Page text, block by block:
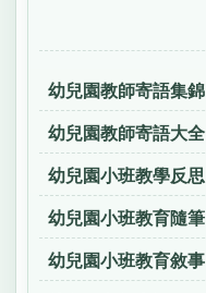
幼兒園教師寄語集錦
幼兒園教師寄語大全
幼兒園小班教學反思
幼兒園小班教育隨筆
幼兒園小班教育敘事